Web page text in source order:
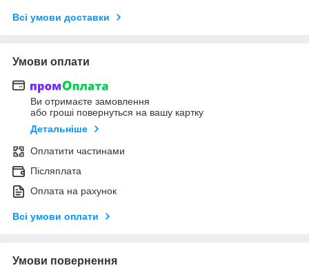
Всі умови доставки
Умови оплати
Ви отримаєте замовлення
або гроші повернуться на вашу картку
Детальніше
Оплатити частинами
Післяплата
Оплата на рахунок
Всі умови оплати
Умови повернення